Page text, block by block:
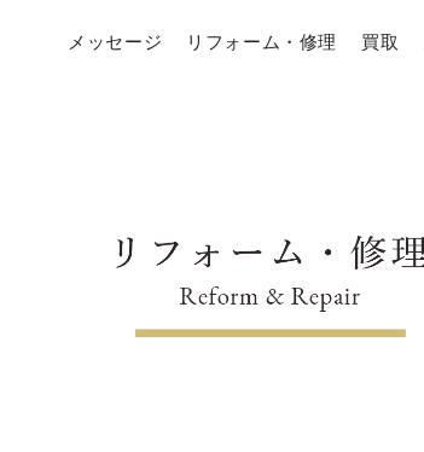
メッセージ リフォーム・修理 買取